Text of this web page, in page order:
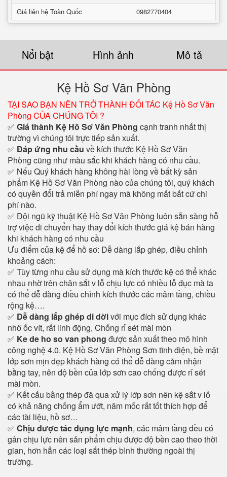
Giá liên hệ Toàn Quốc
0982770404
Nổi bật Hình ảnh Mô tả
Kệ Hồ Sơ Văn Phòng
TẠI SAO BẠN NÊN TRỞ THÀNH ĐỐI TÁC Kệ Hồ Sơ Văn
Phòng CỦA CHÚNG TÔI ?
✅ Giá thành Kệ Hồ Sơ Văn Phòng cạnh tranh nhất thị
trường vì chúng tôi trực tiếp sản xuất.
✅ Đáp ứng nhu cầu về kích thước Kệ Hồ Sơ Văn
Phòng cũng như màu sắc khi khách hàng có nhu cầu.
✅ Nếu Quý khách hàng không hài lòng về bất kỳ sản
phẩm Kệ Hồ Sơ Văn Phòng nào của chúng tôi, quý khách
có quyền đổi trả miễn phí ngay mà không mất bất cứ chi
phí nào.
✅ Đội ngũ kỹ thuật Kệ Hồ Sơ Văn Phòng luôn sẵn sàng hỗ
trợ việc di chuyển hay thay đổi kích thước giá kệ bán hàng
khi khách hàng có nhu cầu
Ưu điểm của kệ để hồ sơ: Dễ dàng lắp ghép, điều chỉnh
khoảng cách:
✅ Tùy từng nhu cầu sử dụng mà kích thước kệ có thể khác
nhau nhờ trên chân sắt v lỗ chịu lực có nhiều lỗ đục mà ta
có thể dễ dàng điều chỉnh kích thước các mâm tầng, chiều
rộng kệ….
✅ Dễ dàng lắp ghép di dờivới mục đích sử dụng khác
nhờ ốc vít, rất linh động, Chống rỉ sét mài mòn
✅ Ke de ho so van phong được sản xuất theo mô hình
công nghệ 4.0. Kệ Hồ Sơ Văn Phòng Sơn tĩnh điện, bề mặt
lớp sơn mịn đẹp khách hàng có thể dễ dàng cảm nhận
bằng tay, nên độ bền của lớp sơn cao chống được rỉ sét
mài mòn.
✅ Kết cấu bằng thép đã qua xử lý lớp sơn nên kệ sắt v lỗ
có khả năng chống ẩm ướt, nâm mốc rất tốt thích hợp để
các tài liệu, hồ sơ…
✅ Chịu được tác dụng lực mạnh, các mâm tầng đều có
gân chịu lực nên sản phẩm chịu được độ bền cao theo thời
gian, hơn hẳn các loại sắt thép bình thường ngoài thị
trường.